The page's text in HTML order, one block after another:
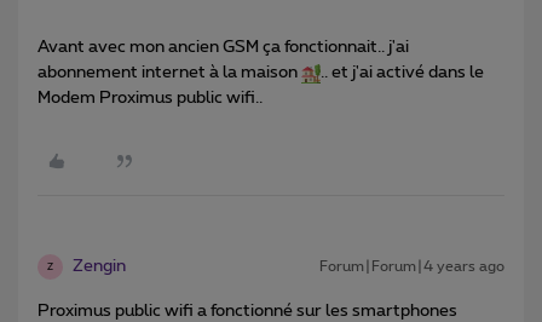
Avant avec mon ancien GSM ça fonctionnait.. j'ai
abonnement internet à la maison
.. et j'ai activé dans le
Modem Proximus public wifi..
Z Zengin Forum|Forum|4 years ago
Proximus public wifi a fonctionné sur les smartphones